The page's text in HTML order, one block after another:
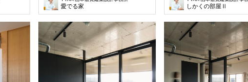
愛でる家 しかくの部屋Ⅱ